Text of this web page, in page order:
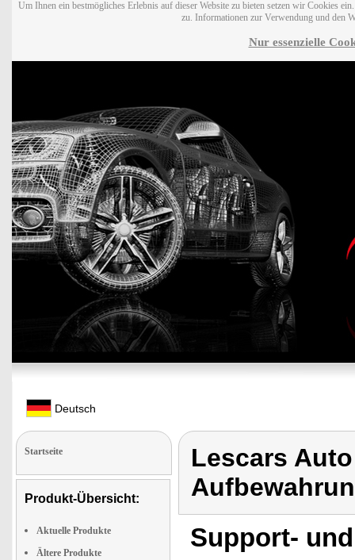
Um Ihnen ein bestmögliches Erlebnis auf dieser Website zu bieten setzen wir Cookies
zu. Informationen zur Verwendung und den
Nur essenzielle
Deutsch
Startseite
Produkt-Übersicht:
Aktuelle Produkte
Ältere Produkte
Lescars
Support-